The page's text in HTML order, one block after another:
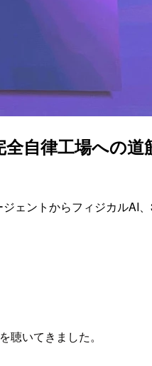
自律工場への
ェントからフィジカルAI
いてきました。